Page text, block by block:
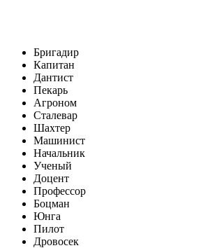
Бригадир
Капитан
Дантист
Пекарь
Агроном
Сталевар
Шахтер
Машинист
Начальник
Ученый
Доцент
Профессор
Боцман
Юнга
Пилот
Дровосек